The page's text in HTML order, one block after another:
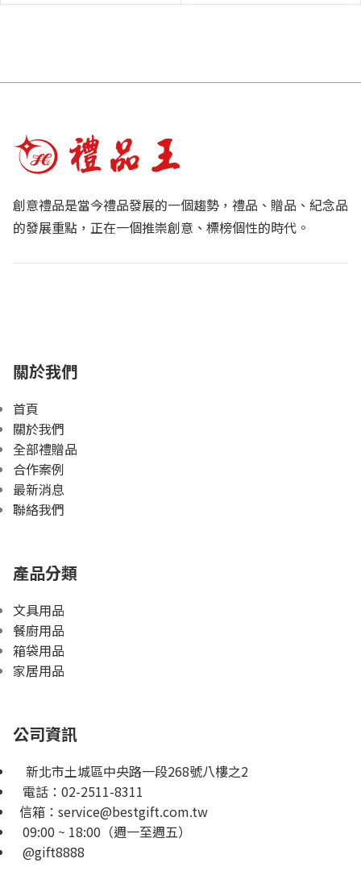
創意禮品是當今禮品發展的一個趨勢，禮品、贈品、紀念品
的發展重點，正在一個推崇創意、標榜個性的時代。
關於我們
首頁
關於我們
全部禮贈品
合作案例
最新消息
聯絡我們
產品分類
文具用品
餐廚用品
箱袋用品
家居用品
公司資訊
新北市土城區中央路一段268號八樓之2
電話： 02-2511-8311
信箱： service@bestgift.com.tw
09:00 ~ 18:00（週一至週五）
@gift8888